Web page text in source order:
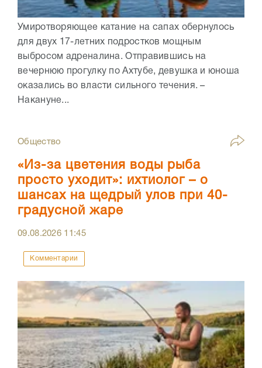
Умиротворяющее катание на сапах обернулось
для двух 17-летних подростков мощным
выбросом адреналина. Отправившись на
вечернюю прогулку по Ахтубе, девушка и юноша
оказались во власти сильного течения. –
Накануне...
Общество
«Из-за цветения воды рыба
просто уходит»: ихтиолог – о
шансах на щедрый улов при 40-
градусной жаре
09.08.2026 11:45
Комментарии